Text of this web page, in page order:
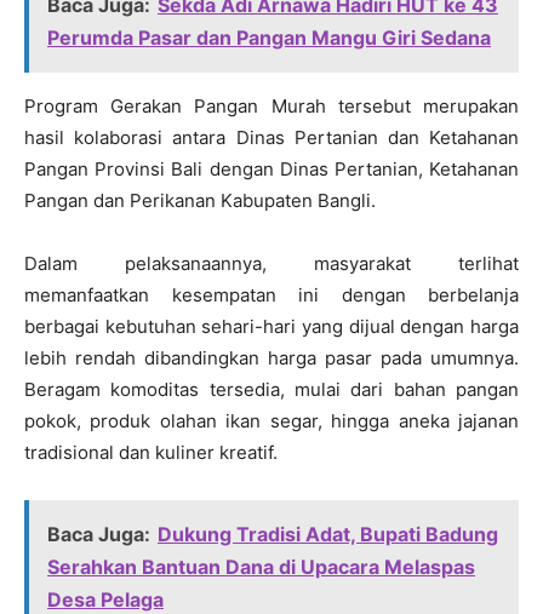
Baca Juga: Sekda Adi Arnawa Hadiri HUT ke 43
Perumda Pasar dan Pangan Mangu Giri Sedana
Program Gerakan Pangan Murah tersebut merupakan
hasil kolaborasi antara Dinas Pertanian dan Ketahanan
Pangan Provinsi Bali dengan Dinas Pertanian, Ketahanan
Pangan dan Perikanan Kabupaten Bangli.
Dalam pelaksanaannya, masyarakat terlihat
memanfaatkan kesempatan ini dengan berbelanja
berbagai kebutuhan sehari-hari yang dijual dengan harga
lebih rendah dibandingkan harga pasar pada umumnya.
Beragam komoditas tersedia, mulai dari bahan pangan
pokok, produk olahan ikan segar, hingga aneka jajanan
tradisional dan kuliner kreatif.
Baca Juga: Dukung Tradisi Adat, Bupati Badung
Serahkan Bantuan Dana di Upacara Melaspas
Desa Pelaga